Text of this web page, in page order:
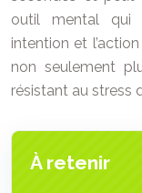
outil mental qui
intention et
non seulement
résistant au stress
À retenir